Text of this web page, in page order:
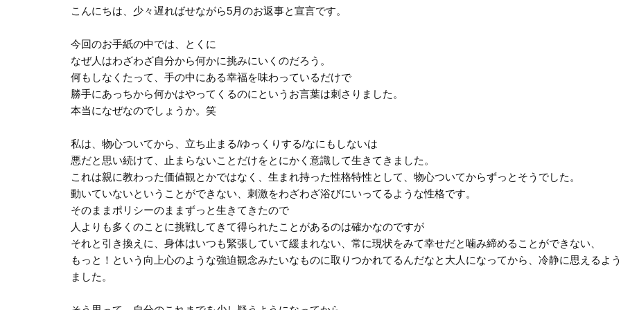
こんにちは、少々遅ればせながら5月のお返事と宣言です。
今回のお手紙の中では、とくに
なぜ人はわざわざ自分から何かに挑みにいくのだろう。
何もしなくたって、手の中にある幸福を味わっているだけで
勝手にあっちから何かはやってくるのにというお言葉は刺さりました。
本当になぜなのでしょうか。笑
私は、物心ついてから、立ち止まる/ゆっくりする/なにもしないは
悪だと思い続けて、止まらないことだけをとにかく意識して生きてきました。
これは親に教わった価値観とかではなく、生まれ持った性格特性として、物心ついてからずっとそうでした。
動いていないということができない、刺激をわざわざ浴びにいってるような性格です。
そのままポリシーのままずっと生きてきたので
人よりも多くのことに挑戦してきて得られたことがあるのは確かなのですが
それと引き換えに、身体はいつも緊張していて緩まれない、常に現状をみて幸せだと噛み締めることができない、
もっと！という向上心のような強迫観念みたいなものに取りつかれてるんだなと大人になってから、冷静に思えるよ
ました。